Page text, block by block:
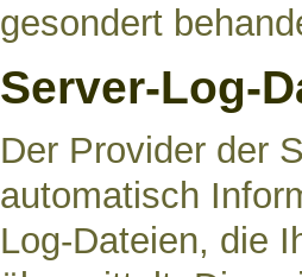
gesondert
Server-Log-
Der Provider der
automatisch
Log-Dateien, die